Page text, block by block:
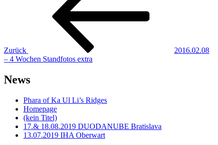
Zurück
2016.02.08
– 4 Wochen Standfotos extra
News
Phara of Ka Ul Li’s Ridges
Homepage
(kein Titel)
17.& 18.08.2019 DUODANUBE Bratislava
13.07.2019 IHA Oberwart